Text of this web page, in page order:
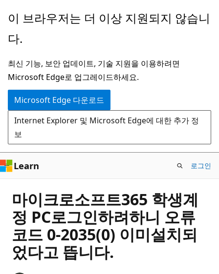
주
콘
츠
로
건
너
뛰
기
이 브라우저는 더 이상 지원되지 않습니
다.
최신 기능, 보안 업데이트, 기술 지원을 이용하려면
Microsoft Edge로 업그레이드하세요.
Microsoft Edge 다운로드
Internet Explorer 및 Microsoft Edge에 대한 추가 정
보
Learn 로그인
마이크로소프트365 학생계
정 PC로그인하려하니 오류
코드 0-2035(0) 이미설치되
었다고 뜹니다.